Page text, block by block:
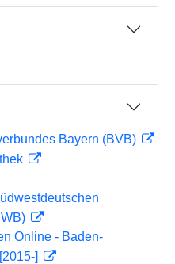
Bayern (BVB)
Online - Baden-
]